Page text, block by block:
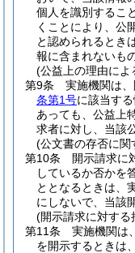
個人を識別するこ
くことにより、公
と認められるとき
報に含まれないも
(公益上の理由によ
第9条
実施機関は
条第1号に該当す
あっても、公益上
求者に対し、当該
(公文書の存否に関
第10条
開示請求に
しているか否かを
ととなるときは、
にしないで、当該
(開示請求に対する
第11条
実施機関は
を開示するときは